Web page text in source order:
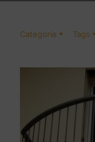
Categorie Tags